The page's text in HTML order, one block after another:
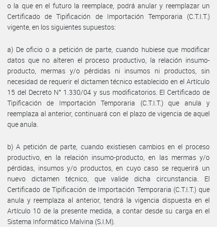
o la que en el futuro la reemplace, podrá anular y reemplazar un
Certificado de Tipificación de Importación Temporaria (C.T.I.T.)
vigente, en los siguientes supuestos:
a) De oficio o a petición de parte, cuando hubiese que modificar
datos que no alteren el proceso productivo, la relación insumo-
producto, mermas y/o pérdidas ni insumos ni productos, sin
necesidad de requerir el dictamen técnico establecido en el Artículo
15 del Decreto N° 1.330/04 y sus modificatorios. El Certificado de
Tipificación de Importación Temporaria (C.T.I.T.) que anula y
reemplaza al anterior, continuará con el plazo de vigencia de aquel
que anula.
b) A petición de parte, cuando existiesen cambios en el proceso
productivo, en la relación insumo-producto, en las mermas y/o
pérdidas, insumos y/o productos, en cuyo caso se requerirá un
nuevo dictamen técnico, que valide dicha circunstancia. El
Certificado de Tipificación de Importación Temporaria (C.T.I.T.) que
anula y reemplaza al anterior, tendrá la vigencia dispuesta en el
Artículo 10 de la presente medida, a contar desde su carga en el
Sistema Informático Malvina (S.I.M).